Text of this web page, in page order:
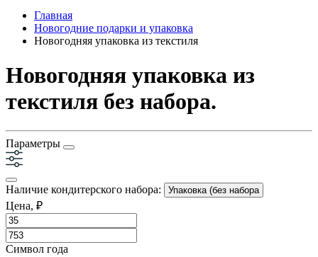
Главная
Новогодние подарки и упаковка
Новогодняя упаковка из текстиля
Новогодняя упаковка из
текстиля без набора.
Параметры
Наличие кондитерского набора: Упаковка (без набора
Цена, ₽
Символ года